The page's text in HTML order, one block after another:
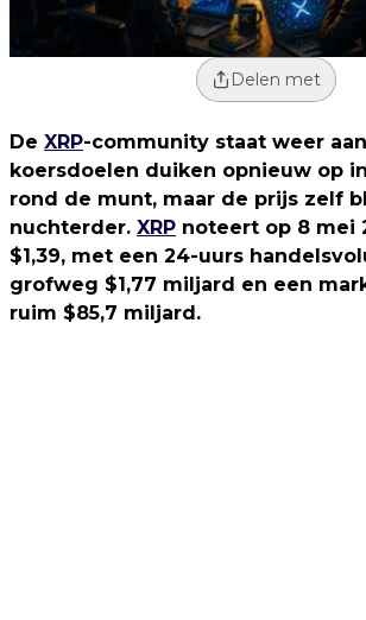
Delen met
De XRP-community staat weer
koersdoelen duiken opnieuw op
rond de munt, maar de prijs zelf
nuchterder. XRP noteert op 8 mei
$1,39, met een 24-uurs
grofweg $1,77 miljard en een
ruim $85,7 miljard.